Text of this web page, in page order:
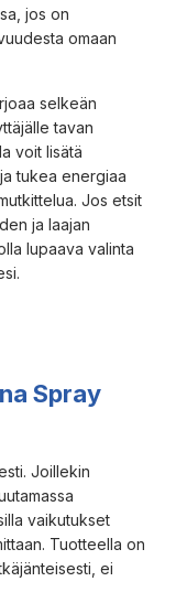
jos on
omaan
selkeän
tavan
voit lisätä
tukea energiaa
Jos etsit
ja laajan
lupaava valinta
Spray
Joillekin
vaikutukset
Tuotteella on
ei